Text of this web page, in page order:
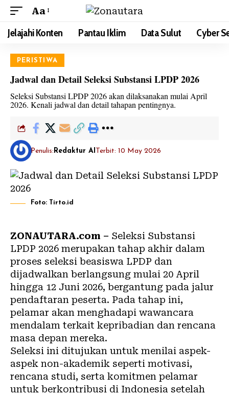
Aa
Jelajahi Konten Pantau Iklim Data Sulut Cyber
PERISTIWA
Jadwal dan Detail Seleksi Substansi LPDP 2026
Seleksi Substansi LPDP 2026 akan dilaksanakan mulai April
2026. Kenali jadwal dan detail tahapan pentingnya.
Penulis: Redaktur AI Terbit: 10 May 2026
Foto: Tirto.id
ZONAUTARA.com – Seleksi Substansi
LPDP 2026 merupakan tahap akhir dalam
proses seleksi beasiswa LPDP dan
dijadwalkan berlangsung mulai 20 April
hingga 12 Juni 2026, bergantung pada jalur
pendaftaran peserta. Pada tahap ini,
pelamar akan menghadapi wawancara
mendalam terkait kepribadian dan rencana
masa depan mereka.
Seleksi ini ditujukan untuk menilai aspek-
aspek non-akademik seperti motivasi,
rencana studi, serta komitmen pelamar
untuk berkontribusi di Indonesia setelah